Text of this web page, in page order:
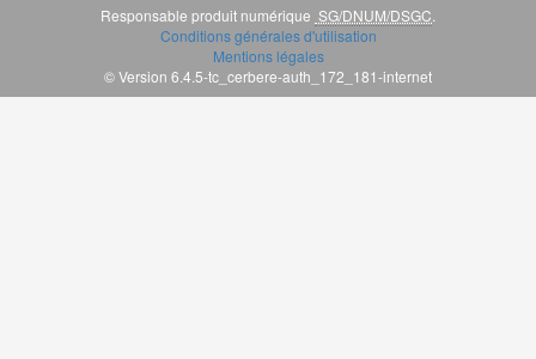
Responsable produit numérique SG/DNUM/DSGC.
Conditions générales d'utilisation
Mentions légales
© Version 6.4.5-tc_cerbere-auth_172_181-internet